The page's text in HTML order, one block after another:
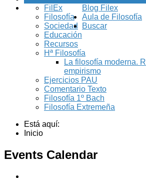
Blog Filex
FilEx
Filosofía
Sociedad
Educación
Recursos
Aula de Filosofía
Hª Filosofía
La filosofía moderna.
empirismo
Ejercicios PAU
Comentario Texto
Filosofía 1º Bach
Filosofía Extremeña
Buscar
Está aquí:
Inicio
Events Calendar